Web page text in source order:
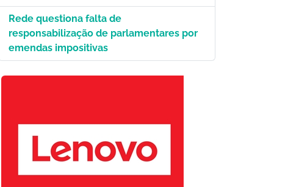
Rede questiona falta de
responsabilização de parlamentares por
emendas impositivas